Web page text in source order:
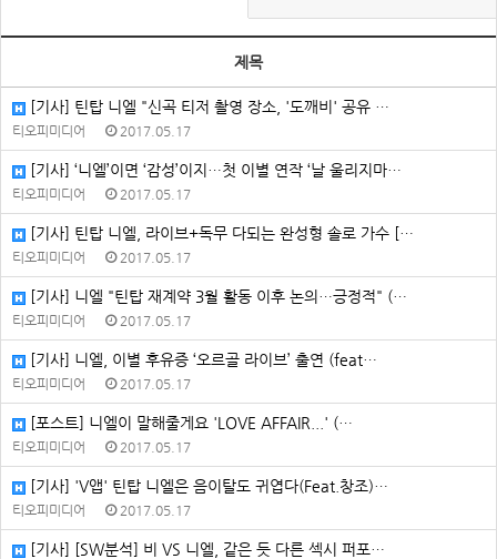
제목
[기사] 틴탑 니엘 "신곡 티저 촬영 장소, '도깨비' 공유 …
티오피미디어 2017.05.17
[기사] ‘니엘’이면 ‘감성’이지…첫 이별 연작 ‘날 울리지마…
티오피미디어 2017.05.17
[기사] 틴탑 니엘, 라이브+독무 다되는 완성형 솔로 가수 […
티오피미디어 2017.05.17
[기사] 니엘 "틴탑 재계약 3월 활동 이후 논의…긍정적" (…
티오피미디어 2017.05.17
[기사] 니엘, 이별 후유증 ‘오르골 라이브’ 출연 (feat…
티오피미디어 2017.05.17
[포스트] 니엘이 말해줄게요 'LOVE AFFAIR...' (…
티오피미디어 2017.05.17
[기사] 'V앱' 틴탑 니엘은 음이탈도 귀엽다(Feat.창조)…
티오피미디어 2017.05.17
[기사] [SW분석] 비 VS 니엘, 같은 듯 다른 섹시 퍼포…